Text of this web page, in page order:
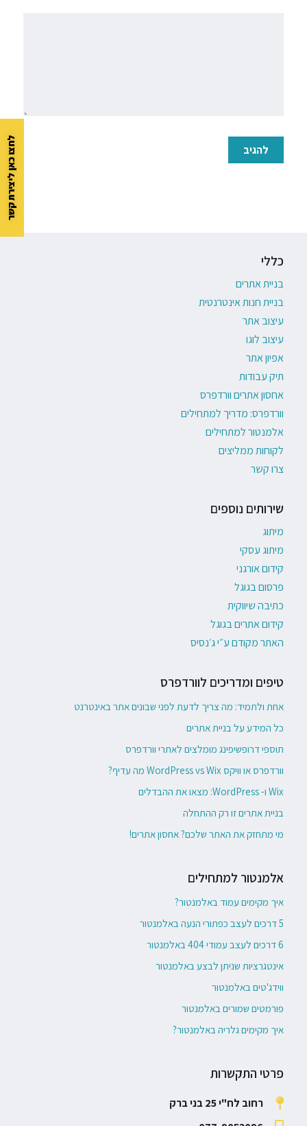
כללי
בניית אתרים
בניית חנות אינטרנטית
עיצוב אתר
עיצוב לוגו
אפיון אתר
תיק עבודות
אחסון אתרים וורדפרס
וורדפרס: מדריך למתחילים
אלמנטור למתחילים
לקוחות ממליצים
צרו קשר
שירותים נוספים
מיתוג
מיתוג עסקי
קידום אורגני
פרסום בגוגל
כתיבה שיווקית
קידום אתרים בגוגל
האתר מקודם ע״י ג׳נסיס
טיפים ומדריכים לוורדפרס
אחת ולתמיד: מה צריך לדעת לפני שבונים אתר באינטרנט
כל המידע על בניית אתרים
תוספי דרופשיפינג מומלצים לאתרי וורדפרס
וורדפרס או וויקס WordPress vs Wix מה עדיף?
Wix ו- WordPress: מצאו את ההבדלים
בניית אתרים זו רק ההתחלה
מי מתחזק את האתר שלכם? אחסון אתרים!
אלמנטור למתחילים
איך מקימים עמוד באלמנטור?
5 דרכים לעצב כפתורי הנעה באלמנטור
6 דרכים לעצב עמודי 404 באלמנטור
אינטגרציות שניתן לבצע באלמנטור
ווידג'טים באלמנטור
פורמטים שמורים באלמנטור
איך מקימים גלריה באלמנטור?
פרטי התקשרות
רחוב לח"י 25 בני ברק
לחצו כאן ליצירת קשר